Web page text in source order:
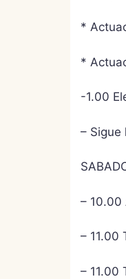
*
*
-1.00
– Sigue
– 10.00
– 11.00
– 11.00